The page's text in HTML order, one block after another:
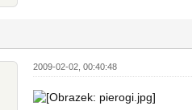
2009-02-02, 00:40:48